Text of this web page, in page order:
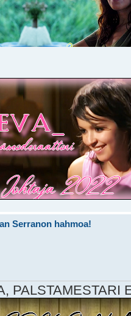
Serranon hahmoa!
PALSTAMESTARI